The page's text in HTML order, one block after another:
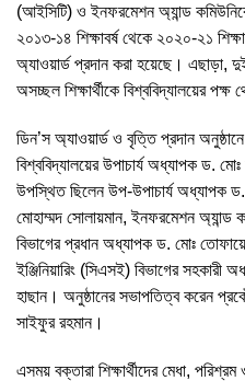
(আইসিটি) ও ইনফরমেশন অ্যান্ড
২০১৩-১৪ শিক্ষাবর্ষ থেকে ২০২০-২১
অ্যাওয়ার্ড প্রদান করা হয়েছে। এছাড়া,
অসচ্ছল শিক্ষার্থীকে বিশ্ববিদ্যালয়ের
ডিন’স অ্যাওয়ার্ড ও বৃত্তি প্রদান
বিশ্ববিদ্যালয়ের উপাচার্য অধ্যাপক ড.
উপস্থিত ছিলেন উপ-উপাচার্য অধ্যাপক
মোহাম্মদ সোলায়মান, ইনফরমেশন
বিভাগের প্রধান অধ্যাপক ড. মোঃ
ইঞ্জিনিয়ারিং (সিএসই) বিভাগের সহকারী
হাছান। অনুষ্ঠানের সভাপতিত্ব করেন
সাইফুর রহমান।
এসময় বক্তারা শিক্ষার্থীদের মেধা,